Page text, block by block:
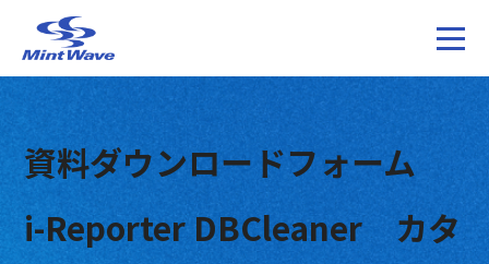
資料ダウンロードフォーム
i-Reporter DBCleaner カタ